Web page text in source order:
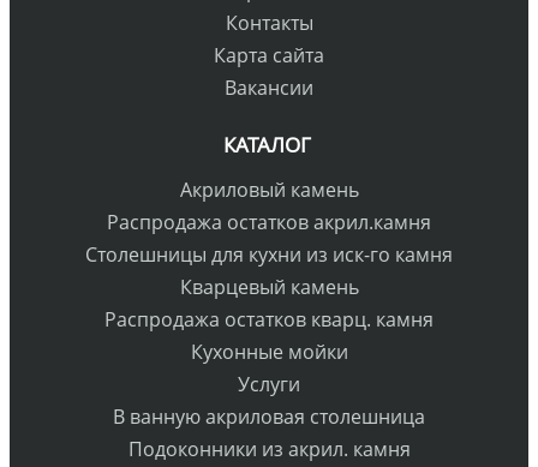
Контакты
Карта сайта
Вакансии
КАТАЛОГ
Акриловый камень
Распродажа остатков акрил.камня
Столешницы для кухни из иск-го камня
Кварцевый камень
Распродажа остатков кварц. камня
Кухонные мойки
Услуги
В ванную акриловая столешница
Подоконники из акрил. камня